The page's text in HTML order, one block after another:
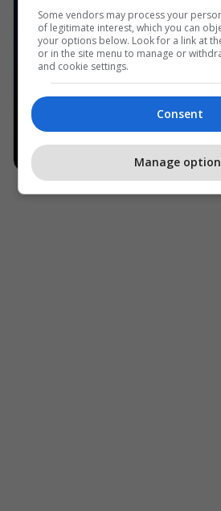
Some vendors may process your
of legitimate interest, which you can
your options below. Look for a link at
or in the site menu to manage or
and cookie settings.
Consent
Manage